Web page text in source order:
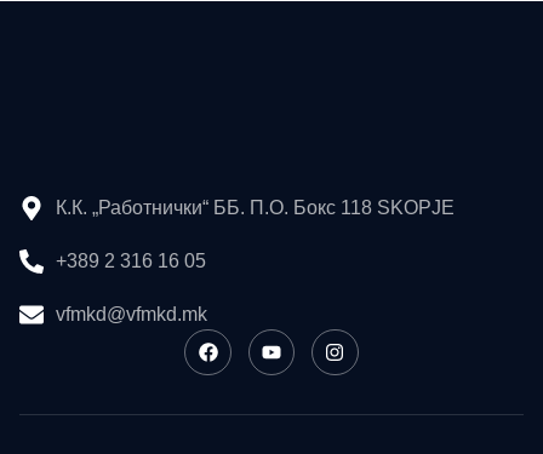
К.К. „Работнички“ ББ. П.О. Бокс 118 SKOPJE
+389 2 316 16 05
vfmkd@vfmkd.mk